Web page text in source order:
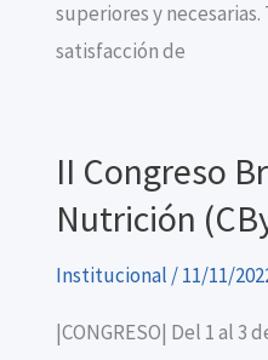
superiores y
satisfacción de
II Congreso
Nutrición
Institucional /11/11/
|CONGRESO| Del 1 al 3